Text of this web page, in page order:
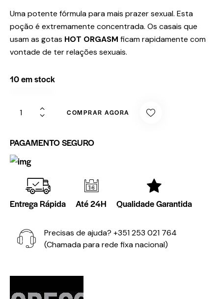
Uma potente fórmula para mais prazer sexual. Esta
poção é extremamente concentrada. Os casais que
usam as gotas HOT ORGASM ficam rapidamente com
vontade de ter relações sexuais.
10 em stock
COMPRAR AGORA
PAGAMENTO SEGURO
Entrega Rápida Até 24H Qualidade Garantida
Precisas de ajuda? +351 253 021 764
(Chamada para rede fixa nacional)